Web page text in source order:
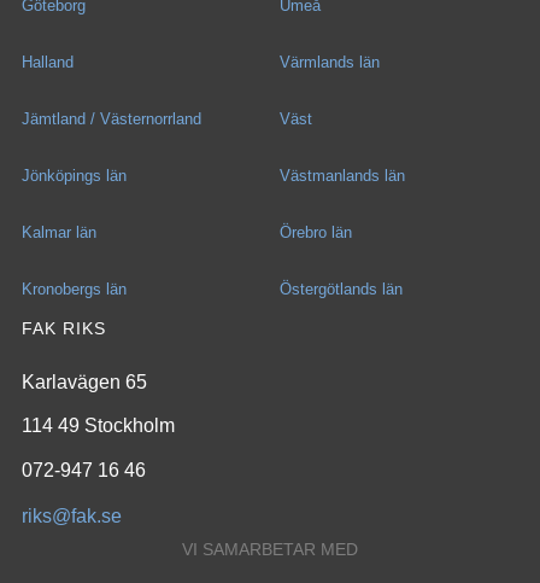
Göteborg
Halland
Jämtland / Västernorrland
Jönköpings län
Kalmar län
Kronobergs län
Umeå
Värmlands län
Väst
Västmanlands län
Örebro län
Östergötlands län
FAK RIKS
Karlavägen 65
114 49 Stockholm
072-947 16 46
riks@fak.se
VI SAMARBETAR MED